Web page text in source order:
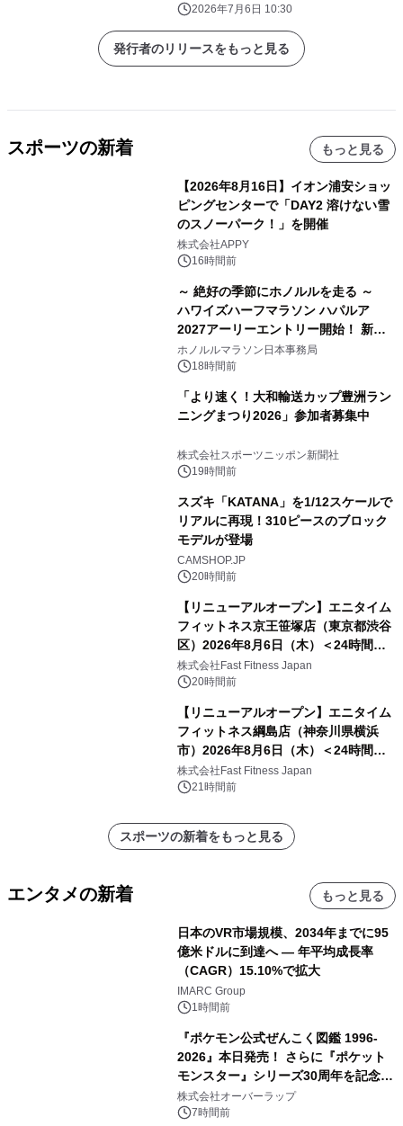
2026年7月6日 10:30
発行者のリリースをもっと見る
スポーツの新着 もっと見る
【2026年8月16日】イオン浦安ショッ
ピングセンターで「DAY2 溶けない雪
のスノーパーク！」を開催
株式会社APPY
16時間前
～ 絶好の季節にホノルルを走る ～
ハワイズハーフマラソン ハパルア
2027アーリーエントリー開始！ 新カ
テゴリー「ハパルアIKI(イキ)」(約
13.4km)が登場
ホノルルマラソン日本事務局
18時間前
「より速く！大和輸送カップ豊洲ラン
ニングまつり2026」参加者募集中
株式会社スポーツニッポン新聞社
19時間前
スズキ「KATANA」を1/12スケールで
リアルに再現！310ピースのブロック
モデルが登場
CAMSHOP.JP
20時間前
【リニューアルオープン】エニタイム
フィットネス京王笹塚店（東京都渋谷
区）2026年8月6日（木）＜24時間年
中無休のフィットネスジム＞
株式会社Fast Fitness Japan
20時間前
【リニューアルオープン】エニタイム
フィットネス綱島店（神奈川県横浜
市）2026年8月6日（木）＜24時間年
中無休のフィットネスジム＞
株式会社Fast Fitness Japan
21時間前
スポーツの新着をもっと見る
エンタメの新着 もっと見る
日本のVR市場規模、2034年までに95
億米ドルに到達へ ― 年平均成長率
（CAGR）15.10%で拡大
IMARC Group
1時間前
『ポケモン公式ぜんこく図鑑 1996-
2026』本日発売！ さらに『ポケット
モンスター』シリーズ30周年を記念し
た画集『ポケットモンスター ビジュア
ルアートブック』の発売決定！ 2026
株式会社オーバーラップ
7時間前